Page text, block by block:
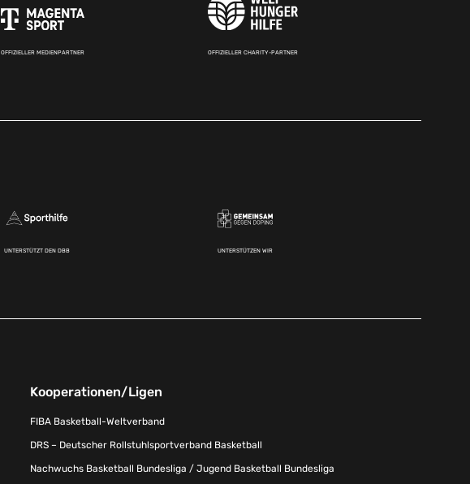
OFFIZIELLER MEDIENPARTNER OFFIZIELLER CHARITY-PARTNER
UNTERSTÜTZT DEN DBB UNTERSTÜTZEN WIR
Kooperationen/Ligen
FIBA Basketball-Weltverband
DRS – Deutscher Rollstuhlsportverband Basketball
Nachwuchs Basketball Bundesliga / Jugend Basketball Bundesliga